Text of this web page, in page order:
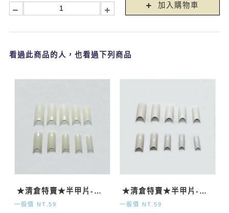
加入購物車
看過此商品的人，也看過下列商品
★清倉特賣★半甲片-自然500P
一般價 NT.59
★清倉特賣★半甲片-法式500P
一般價 NT.59